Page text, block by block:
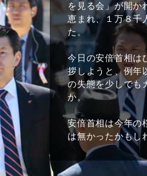
を見る会」が開か
恵まれ、１万８千
た。
今日の安倍首相は
拶しようと、例年
の失態を少しでも
か。
安倍首相は今年の
は無かったかもし